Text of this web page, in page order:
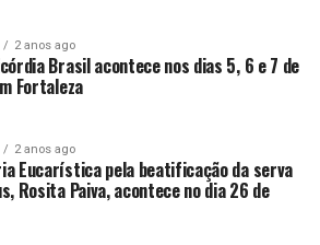
2 anos ago
Brasil acontece nos dias 5, 6 e 7 de
Fortaleza
2 anos ago
Eucarística pela beatificação da serva
Rosita Paiva, acontece no dia 26 de